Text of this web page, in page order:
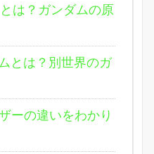
は？ガンダムの原
とは？別世界のガ
ーの違いをわかり